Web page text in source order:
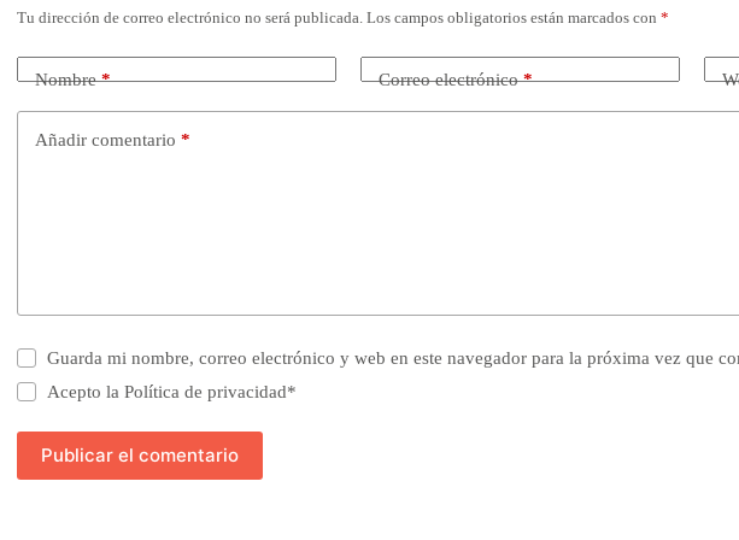
Tu dirección de correo electrónico no será publicada. Los campos obligatorios están marcados con *
Nombre* Correo electrónico*
Añadir comentario *
Guarda mi nombre, correo electrónico y web en este navegador para la próxima vez que
Acepto laPolítica de privacidad*
Publicar el comentario